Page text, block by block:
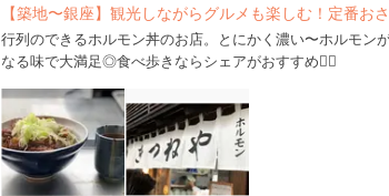
【築地〜銀座】観光しながらグルメも楽しむ！定番お
行列のできるホルモン丼のお店。とにかく濃い〜ホルモン
なる味で大満足◎食べ歩きならシェアがおすすめ🙆‍♂️